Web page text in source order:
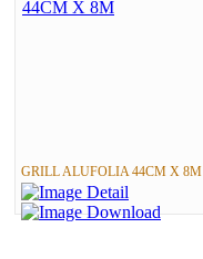
GRILL ALUFOLIA 44CM X 8M